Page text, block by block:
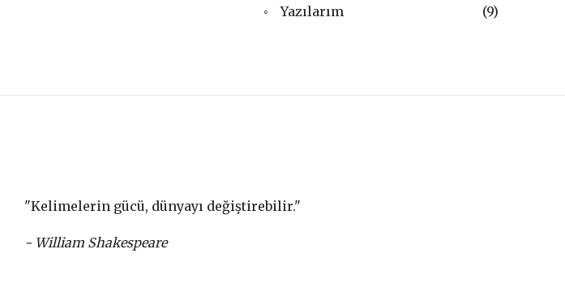
Yazılarım (9)
"Kelimelerin gücü, dünyayı değiştirebilir."
- William Shakespeare